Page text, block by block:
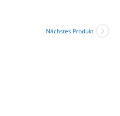
Nächstes Produkt